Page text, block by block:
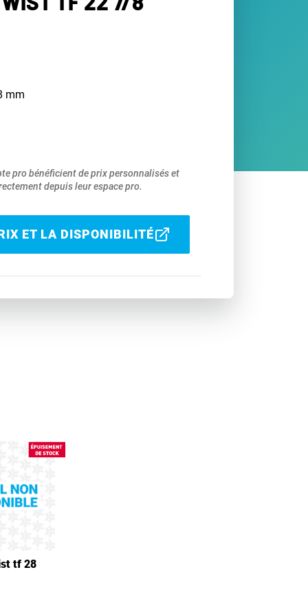
mm
pro bénéficient de prix personnalisés et
depuis leur espace pro.
ET LA DISPONIBILITÉ
tf 28